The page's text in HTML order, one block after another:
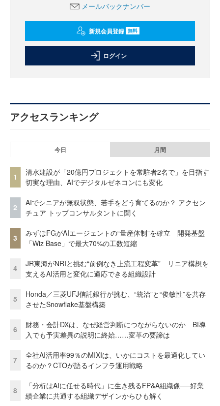
メールバックナンバー
新規会員登録 無料
ログイン
アクセスランキング
今日 月間
1
清水建設が「20億円プロジェクトを常駐者2名で」を目指す
切実な理由、AIでデジタルゼネコンにも変化
2
AIでシニアが無双状態、若手をどう育てるのか？ アクセン
チュア トップコンサルタントに聞く
3
みずほFGがAIエージェントの“量産体制”を確立 開発基盤
「Wiz Base」で最大70%の工数短縮
4
JR東海がNRIと挑む“前例なき上流工程変革” リニア構想を
支えるAI活用と変化に適応できる組織設計
5
Honda／三菱UFJ信託銀行が挑む、“統治”と“俊敏性”を共存
させたSnowflake基盤構築
6
財務・会計DXは、なぜ経営判断につながらないのか BI導
入でも予実差異の説明に終始……変革の要諦は
7
全社AI活用率99％のMIXIは、いかにコストを最適化してい
るのか？CTOが語るインフラ運用戦略
8
「分析はAIに任せる時代」に生き残るFP&A組織像──好業
績企業に共通する組織デザインからひも解く